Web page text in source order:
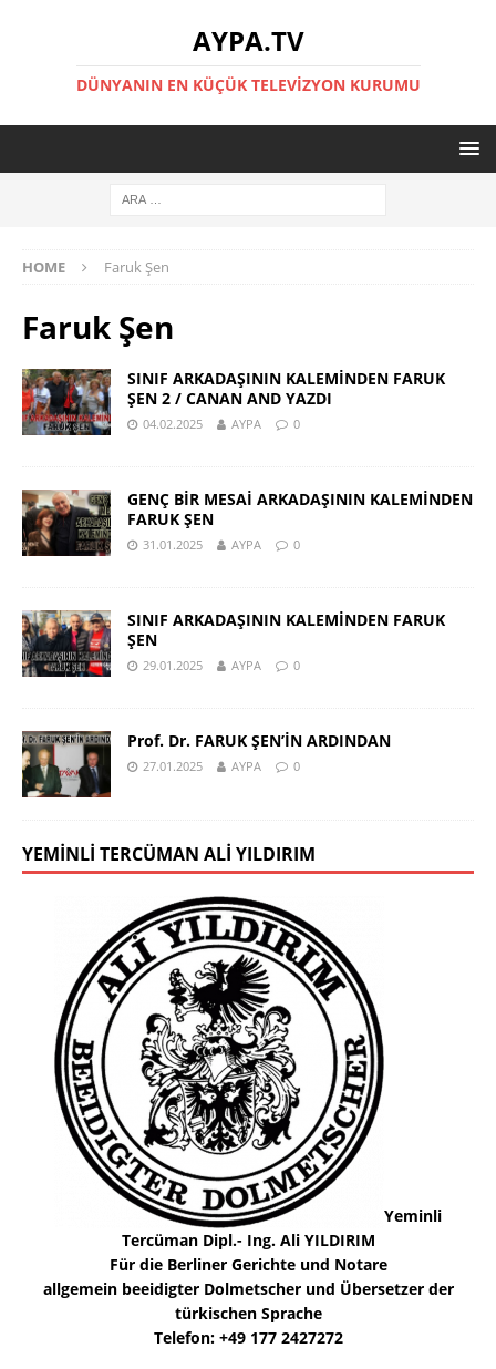
AYPA.TV
DÜNYANIN EN KÜÇÜK TELEVIZYON KURUMU
HOME Faruk Şen
Faruk Şen
SINIF ARKADAŞININ KALEMİNDEN FARUK
ŞEN 2 / CANAN AND YAZDI
04.02.2025 AYPA 0
GENÇ BİR MESAİ ARKADAŞININ KALEMİNDEN
FARUK ŞEN
31.01.2025 AYPA 0
SINIF ARKADAŞININ KALEMİNDEN FARUK
ŞEN
29.01.2025 AYPA 0
Prof. Dr. FARUK ŞEN’İN ARDINDAN
27.01.2025 AYPA 0
YEMINLI TERCÜMAN ALI YILDIRIM
Yeminli
Tercüman Dipl.- Ing. Ali YILDIRIM
Für die Berliner Gerichte und Notare
allgemein beeidigter Dolmetscher und Übersetzer der
türkischen Sprache
Telefon: +49 177 2427272